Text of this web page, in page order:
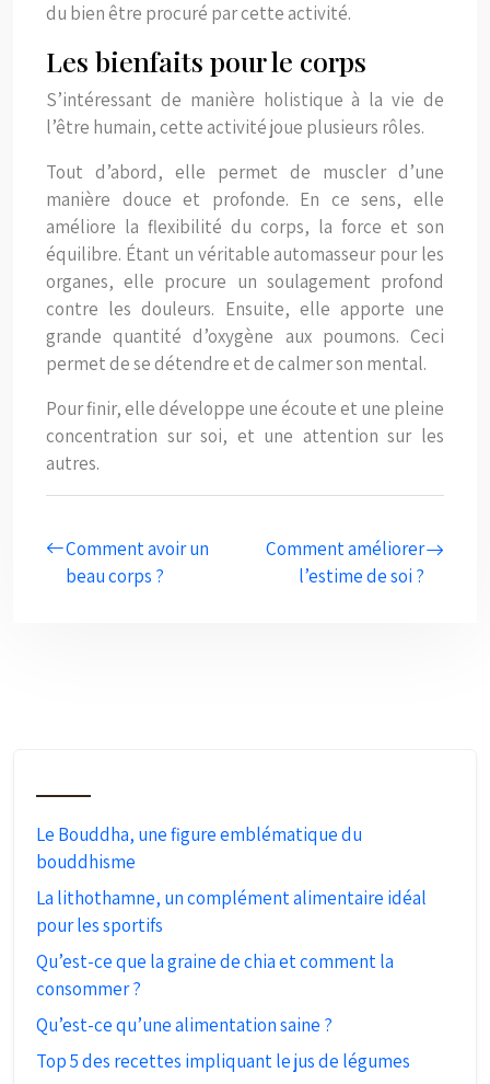
du bien être procuré par cette activité.
Les bienfaits pour le corps
S’intéressant de manière holistique à la vie de
l’être humain, cette activité joue plusieurs rôles.
Tout d’abord, elle permet de muscler d’une
manière douce et profonde. En ce sens, elle
améliore la flexibilité du corps, la force et son
équilibre. Étant un véritable automasseur pour les
organes, elle procure un soulagement profond
contre les douleurs. Ensuite, elle apporte une
grande quantité d’oxygène aux poumons. Ceci
permet de se détendre et de calmer son mental.
Pour finir, elle développe une écoute et une pleine
concentration sur soi, et une attention sur les
autres.
Comment avoir un
beau corps ?
Comment améliorer
l’estime de soi ?
Le Bouddha, une figure emblématique du
bouddhisme
La lithothamne, un complément alimentaire idéal
pour les sportifs
Qu’est-ce que la graine de chia et comment la
consommer ?
Qu’est-ce qu’une alimentation saine ?
Top 5 des recettes impliquant le jus de légumes